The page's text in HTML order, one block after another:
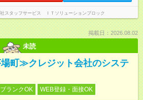
スタッフサービス ＩＴソリューションブロック
掲載日：2026.08.02
未読
町≫クレジット会社のシステ
ブランクOK WEB登録・面接OK